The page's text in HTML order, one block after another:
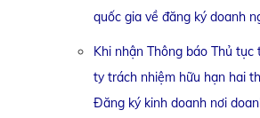
quốc gia về đăng ký doanh
Khi nhận Thông báo Thủ tục
ty trách nhiệm hữu hạn hai
Đăng ký kinh doanh nơi